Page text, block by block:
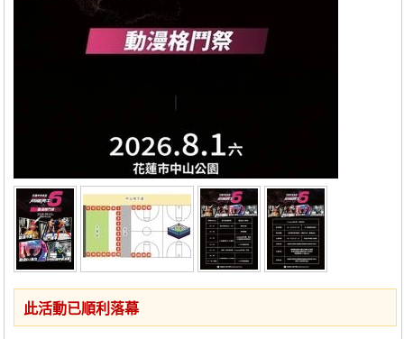
此活動已順利落幕